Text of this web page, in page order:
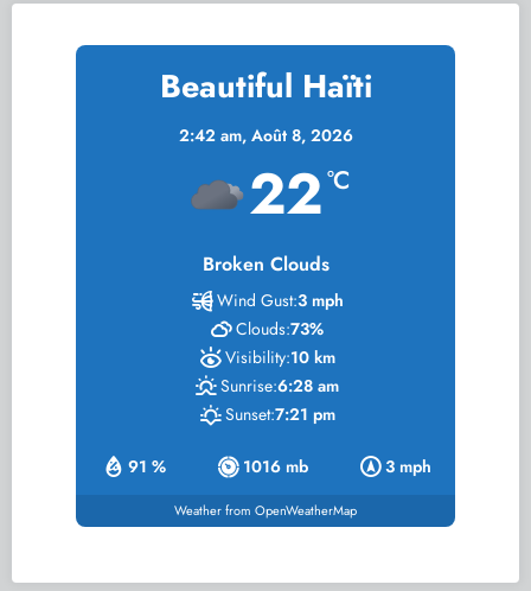
Beautiful Haïti
2:42 am, Août 8, 2026
22°C
Broken Clouds
91 % 1016 mb 3 mph
Wind Gust:3 mph
Clouds:73%
Visibility:10 km
Sunrise:6:28 am
Sunset:7:21 pm
Weather from OpenWeatherMap